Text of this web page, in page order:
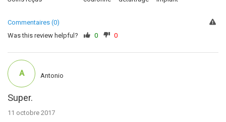
Commentaires (0)
Was this review helpful?
0 0
Super.
11 octobre 2017
A Antonio